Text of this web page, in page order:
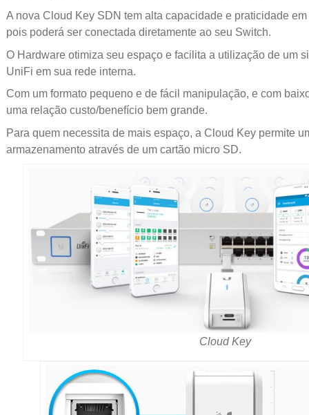
A nova Cloud Key SDN tem alta capacidade e praticidade
pois poderá ser conectada diretamente ao seu Switch.
O Hardware otimiza seu espaço e facilita a utilização de um
UniFi em sua rede interna.
Com um formato pequeno e de fácil manipulação, e com
uma relação custo/benefício bem grande.
Para quem necessita de mais espaço, a Cloud Key permite
armazenamento através de um cartão micro SD.
Cloud Key